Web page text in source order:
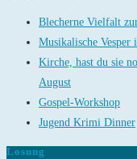
Blecherne Vielfalt
Musikalische
Kirche, hast du sie
August
Gospel-Workshop
Jugend Krimi Dinner
Losung